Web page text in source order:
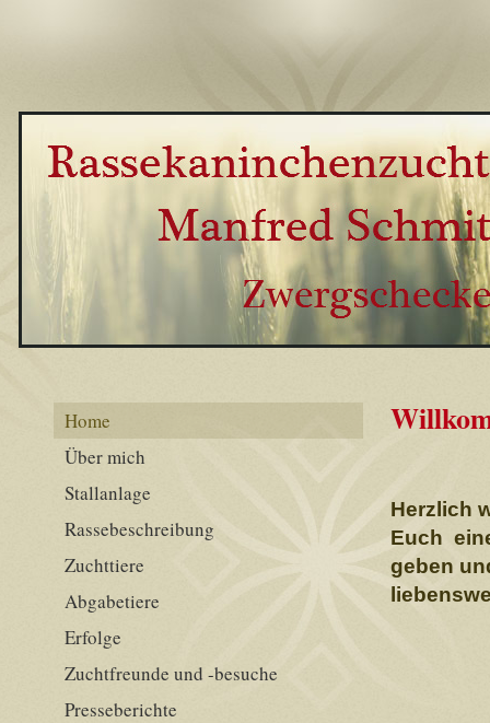
Herzlich
Euch
geben
Home
Über mich
Stallanlage
Rassebeschreibung
Zuchttiere
Abgabetiere
Erfolge
Zuchtfreunde und -besuche
Presseberichte